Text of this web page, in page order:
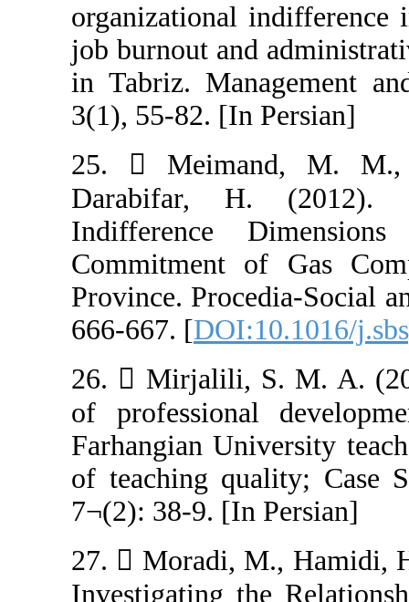
organizational
job burnout
in Tabriz.
3(1), 55-82. [In
25. 
Darabifar,
Indifference
Commitment
Province.
666-667. [
26.  Mirjalili,
of
Farhangian
of teaching
7¬(2): 38-9. [In
27.  Moradi,
Investigating